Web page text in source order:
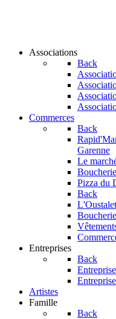
Associations
Back
Commerces
Back
Garenne
Le
Pizza du
Back
L'Oustalet
Entreprises
Back
Artistes
Famille
Back